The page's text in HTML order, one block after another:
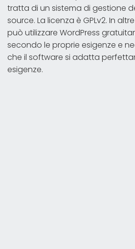
tratta di un sistema di gestione
source. La licenza è GPLv2. In
può utilizzare WordPress
secondo le proprie esigenze e
che il software si adatta
esigenze.